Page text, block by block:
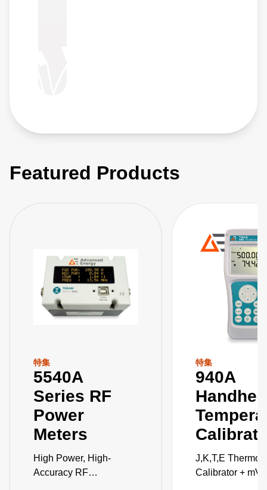
Featured Products
特集
5540A
Series RF
Power
Meters
High Power, High-
Accuracy RF
特集
940A
J,K,T,E
Calibrator + mV